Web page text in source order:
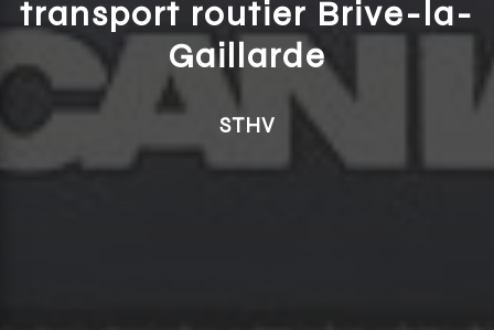
transport routier Brive-la-
Gaillarde
STHV